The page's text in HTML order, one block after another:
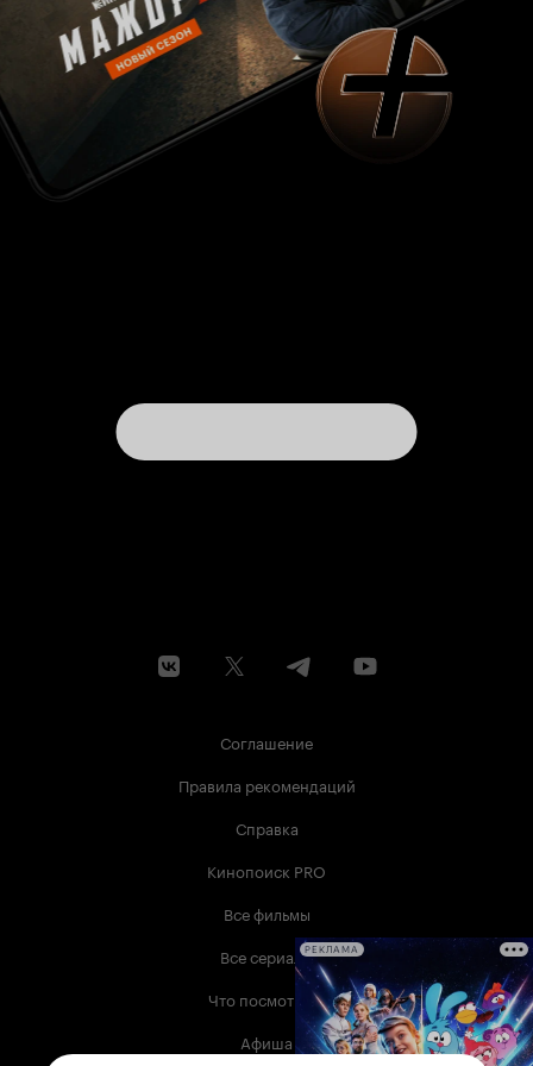
Соглашение
Правила рекомендаций
Справка
Кинопоиск PRO
Все фильмы
Все сериалы
Что посмотреть
Афиша
РЕКЛАМА